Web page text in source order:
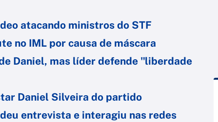
atacando ministros do STF
no IML por causa de máscara
Daniel, mas líder defende "liberdade
Daniel Silveira do partido
entrevista e interagiu nas redes